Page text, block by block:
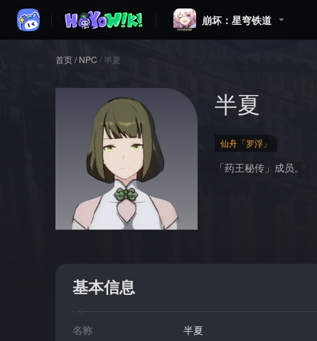
崩坏：星穹铁道
首页/ NPC / 半夏
半夏
仙舟「罗浮」
「药王秘传」成员。
基本信息
名称 半夏